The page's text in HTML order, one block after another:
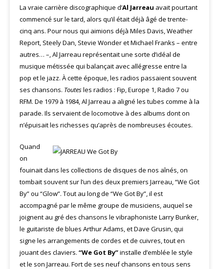
La vraie carrière discographique d’Al Jarreau avait pourtant
commencé sur le tard, alors qu’il était déjà âgé de trente-
cinq ans. Pour nous qui aimions déjà Miles Davis, Weather
Report, Steely Dan, Stevie Wonder et Michael Franks – entre
autres… –, Al Jarreau représentait une sorte d’idéal de
musique métissée qui balançait avec allégresse entre la
pop et le jazz. À cette époque, les radios passaient souvent
ses chansons. Toutesles radios : Fip, Europe 1, Radio 7 ou
RFM. De 1979 à 1984, Al Jarreau a aligné les tubes comme à la
parade. Ils servaient de locomotive à des albums dont on
n’épuisait les richesses qu’après de nombreuses écoutes.
Quand
on
fouinait dans les collections de disques de nos aînés, on
tombait souvent sur l’un des deux premiers Jarreau, “We Got
By” ou “Glow”. Tout au long de “We Got By”, il est
accompagné par le même groupe de musiciens, auquel se
joignent au gré des chansons le vibraphoniste Larry Bunker,
le guitariste de blues Arthur Adams, et Dave Grusin, qui
signe les arrangements de cordes et de cuivres, tout en
jouant des claviers. “We Got By”installe d’emblée le style
et le son Jarreau. Fort de ses neuf chansons en tous sens